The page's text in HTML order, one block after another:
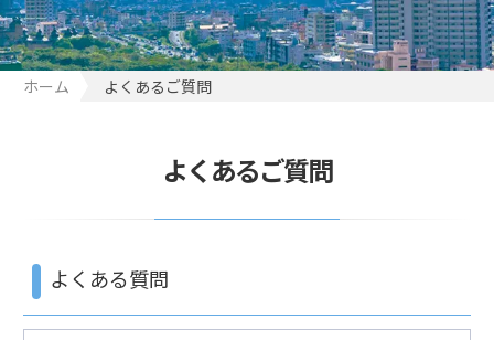
ホーム よくあるご質問
よくあるご質問
よくある質問